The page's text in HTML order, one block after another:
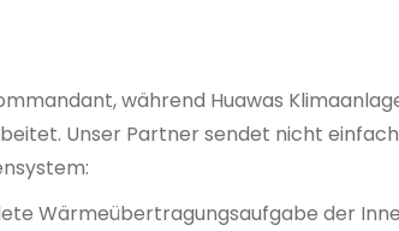
während Huawas
Unser Partner sendet nicht
Wärmeübertragungsaufgabe der